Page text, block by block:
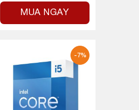
MUA NGAY
-7%